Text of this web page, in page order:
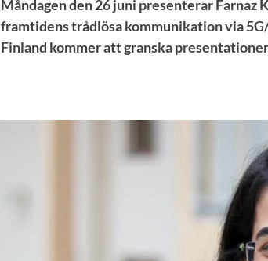
Måndagen den 26 juni presenterar
framtidens trådlösa kommunikation via
Finland kommer att granska